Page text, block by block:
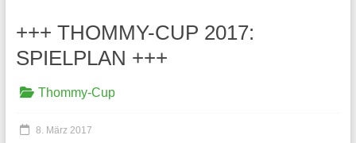
+++ THOMMY-CUP 2017:
SPIELPLAN +++
Thommy-Cup
8. März 2017